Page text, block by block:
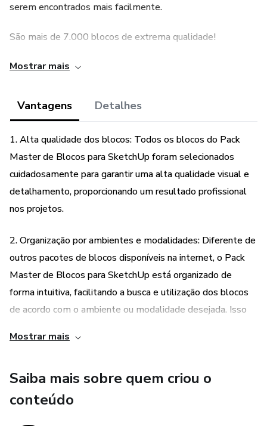
serem encontrados mais facilmente.
São mais de 7.000 blocos de extrema qualidade!
O pack será dividido em duas partes, com os links de
Mostrar mais
Vantagens Detalhes
1. Alta qualidade dos blocos: Todos os blocos do Pack
Master de Blocos para SketchUp foram selecionados
cuidadosamente para garantir uma alta qualidade visual e
detalhamento, proporcionando um resultado profissional
nos projetos.
2. Organização por ambientes e modalidades: Diferente de
outros pacotes de blocos disponíveis na internet, o Pack
Master de Blocos para SketchUp está organizado de
forma intuitiva, facilitando a busca e utilização dos blocos
de acordo com o ambiente ou modalidade desejada. Isso
eficiente.
3. Variedade de blocos: Com mais de 7.000 blocos
disponíveis, o Pack Master de Blocos para SketchUp
Mostrar mais
Saiba mais sobre quem criou o
conteúdo